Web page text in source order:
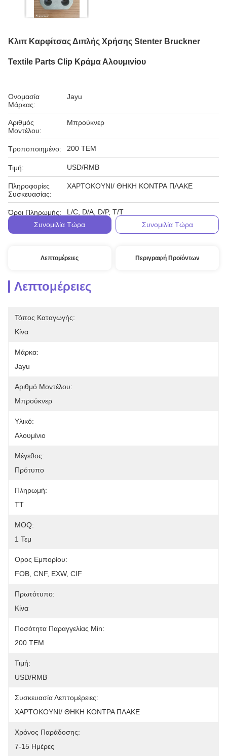
Κλιπ Καρφίτσας Διπλής Χρήσης Stenter Bruckner
Textile Parts Clip Κράμα Αλουμινίου
Ονομασία
Μάρκας:
Jayu
Αριθμός
Μοντέλου:
Μπρούκνερ
Τροποποιημένο: 200 ΤΕΜ
Τιμή: USD/RMB
Πληροφορίες
Συσκευασίας:
ΧΑΡΤΟΚΟΥΝΙ/ ΘΗΚΗ ΚΟΝΤΡΑ ΠΛΑΚΕ
Όροι Πληρωμής:
L/C, D/A, D/P, T/T
Συνομιλία Τώρα
Συνομιλία Τώρα
Λεπτομέρειες Περιγραφή Προϊόντων
Λεπτομέρειες
Τόπος Καταγωγής:
Κίνα
Μάρκα:
Jayu
Αριθμό Μοντέλου:
Μπρούκνερ
Υλικό:
Αλουμίνιο
Μέγεθος:
Πρότυπο
Πληρωμή:
TT
MOQ:
1 Τεμ
Ορος Εμπορίου:
FOB, CNF, EXW, CIF
Πρωτότυπο:
Κίνα
Ποσότητα Παραγγελίας Min:
200 ΤΕΜ
Τιμή:
USD/RMB
Συσκευασία Λεπτομέρειες:
ΧΑΡΤΟΚΟΥΝΙ/ ΘΗΚΗ ΚΟΝΤΡΑ ΠΛΑΚΕ
Χρόνος Παράδοσης:
7-15 Ημέρες